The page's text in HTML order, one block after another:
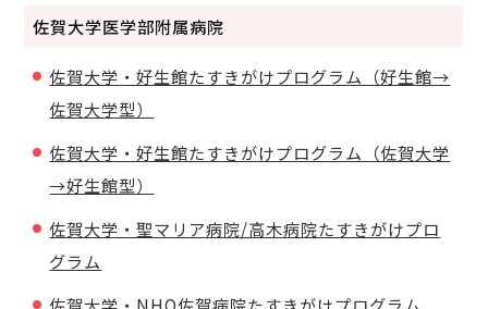
佐賀大学医学部附属病院
佐賀大学・好生館たすきがけプログラム（好生館→
佐賀大学型）
佐賀大学・好生館たすきがけプログラム（佐賀大学
→好生館型）
佐賀大学・聖マリア病院/高木病院たすきがけプロ
グラム